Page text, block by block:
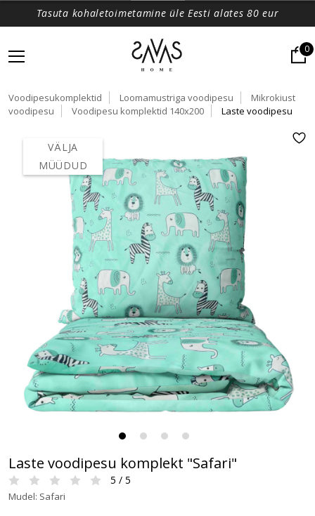
Tasuta kohaletoimetamine üle Eesti alates 80 eur
0
Voodipesukomplektid Loomamustriga voodipesu
Mikrokiust
voodipesu
Voodipesu komplektid 140x200 Laste voodipesu
VÄLJA
MÜÜDUD
Laste voodipesu komplekt "Safari"
5 / 5
Mudel: Safari